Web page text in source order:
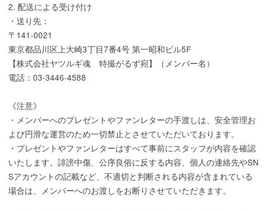
2. 配送による受け付け
・送り先：
〒141-0021
東京都品川区上大崎3丁目7番4号 第一昭和ビル5F
【株式会社ヤツルギ魂 特撮がるず宛】（メンバー名）
電話：03-3446-4588
《注意》
・メンバーへのプレゼントやファンレターの手渡しは、安全管理お
よび円滑な運営のため一切禁止とさせていただいております。
・プレゼントやファンレターはすべて事前にスタッフが内容を確認
いたします。誹謗中傷、公序良俗に反する内容、個人の連絡先やSN
Sアカウントの記載など、不適切と判断される内容が含まれている
場合は、メンバーへのお渡しをお断りさせていただきます。